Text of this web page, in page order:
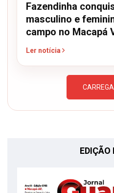
Fazendinha
masculino e
campo no Macapá
Ler notícia
EDIÇÃO